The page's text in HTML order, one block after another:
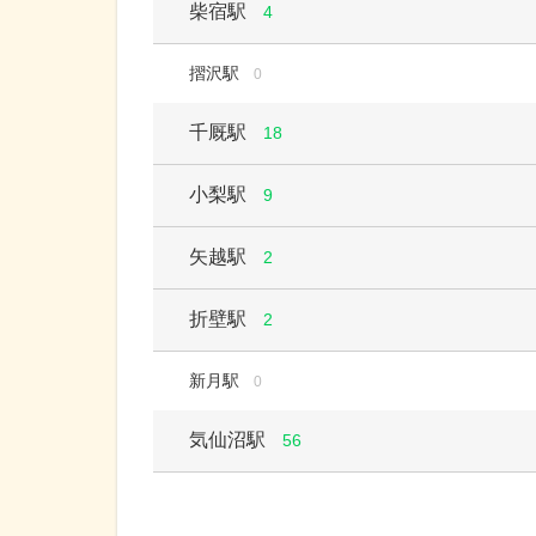
柴宿駅 4
摺沢駅 0
千厩駅 18
小梨駅 9
矢越駅 2
折壁駅 2
新月駅 0
気仙沼駅 56